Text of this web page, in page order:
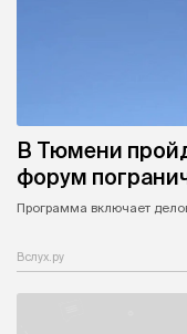
В Тюмени
форум
Программа включает
Вслух.ру